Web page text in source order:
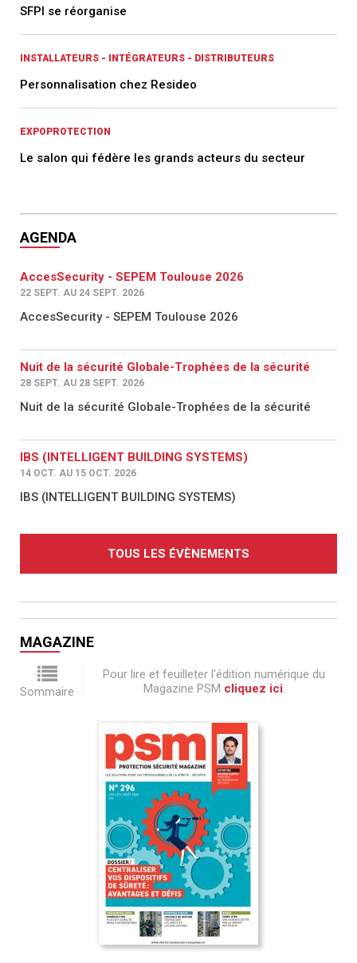
SFPI se réorganise
INSTALLATEURS - INTÉGRATEURS - DISTRIBUTEURS
Personnalisation chez Resideo
EXPOPROTECTION
Le salon qui fédère les grands acteurs du secteur
AGENDA
AccesSecurity - SEPEM Toulouse 2026
22 SEPT. AU 24 SEPT. 2026
AccesSecurity - SEPEM Toulouse 2026
Nuit de la sécurité Globale-Trophées de la sécurité
28 SEPT. AU 28 SEPT. 2026
Nuit de la sécurité Globale-Trophées de la sécurité
IBS (INTELLIGENT BUILDING SYSTEMS)
14 OCT. AU 15 OCT. 2026
IBS (INTELLIGENT BUILDING SYSTEMS)
TOUS LES ÉVÈNEMENTS
MAGAZINE
Sommaire
Pour lire et feuilleter l'édition numérique du
Magazine PSM cliquez ici.